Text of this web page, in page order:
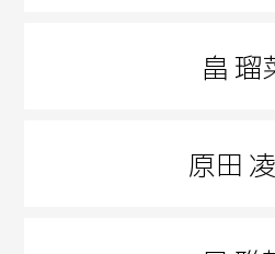
畠 瑠
原田